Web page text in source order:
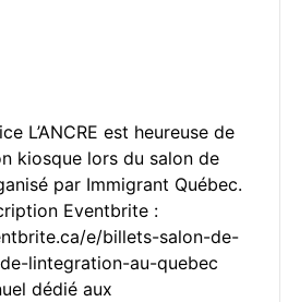
L’ANCRE est heureuse de
kiosque lors du salon de
par Immigrant Québec.
Eventbrite :
e/billets-salon-de-
lintegration-au-quebec
dédié aux